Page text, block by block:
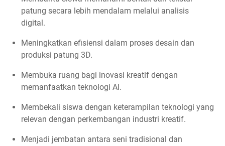
patung secara lebih mendalam melalui analisis
digital.
Meningkatkan efisiensi dalam proses desain dan
produksi patung 3D.
Membuka ruang bagi inovasi kreatif dengan
memanfaatkan teknologi AI.
Membekali siswa dengan keterampilan teknologi yang
relevan dengan perkembangan industri kreatif.
Menjadi jembatan antara seni tradisional dan